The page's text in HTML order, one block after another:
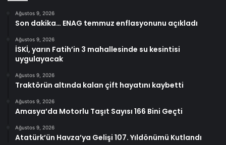
Ağustos 9, 2026
Son dakika… ENAG temmuz enflasyonunu açıkladı
Ağustos 9, 2026
İSKİ, yarın Fatih’in 3 mahallesinde su kesintisi
uygulayacak
Ağustos 9, 2026
Traktörün altında kalan çift hayatını kaybetti
Ağustos 9, 2026
Amasya’da Motorlu Taşıt Sayısı 166 Bini Geçti
Ağustos 9, 2026
Atatürk’ün Havza’ya Gelişi 107. Yıldönümü Kutlandı